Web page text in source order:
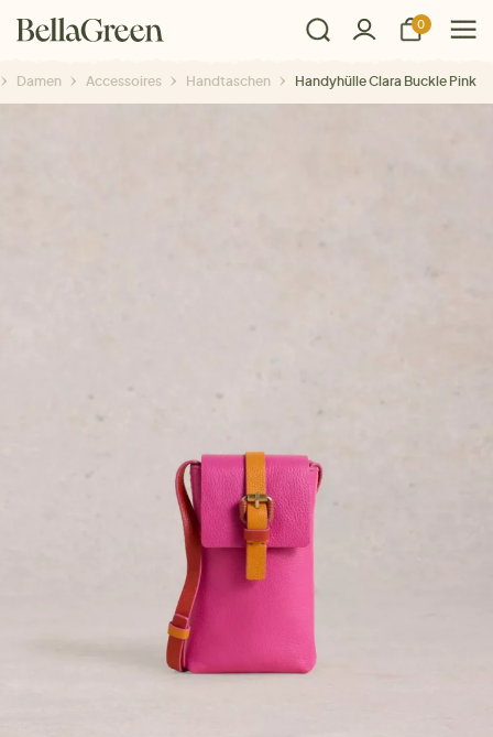
0
Damen Accessoires Handtaschen Handyhülle Clara Buckle Pink